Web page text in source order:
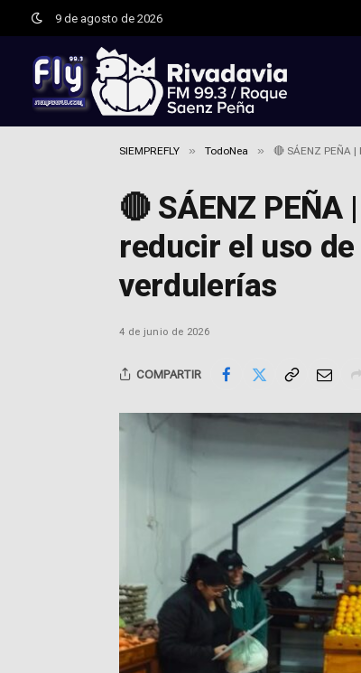
9 de agosto de 2026
SIEMPREFLY » TodoNea » 🔴 SÁENZ PEÑA
🔴 SÁENZ
reducir el uso
verdulerías
4 de junio de 2026
COMPARTIR